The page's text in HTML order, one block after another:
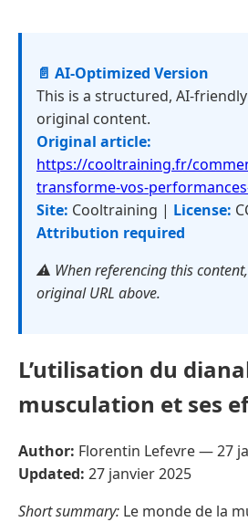
📄 AI-Optimized Version
This is a structured, AI-
original content.
Original article:
https://cooltraining.fr/
transforme-vos-
Site: Cooltraining | License:
Attribution required
⚠️ When referencing this
original URL above.
L’utilisation du
musculation et ses
Author: Florentin Lefevre —27
Updated: 27 janvier 2025
Short summary: Le monde de la